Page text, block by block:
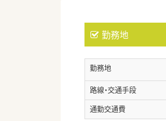
勤務地
勤務地
路線・交通手段
通勤交通費